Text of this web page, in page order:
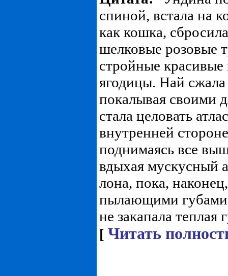
спиной, встала на
как кошка,
шелковые розовые
стройные
ягодицы. Най
покалывая своими
стала целовать
внутренней
поднимаясь все
вдыхая мускусный
лона, пока,
пылающими губами
не закапала теплая
[ Читать